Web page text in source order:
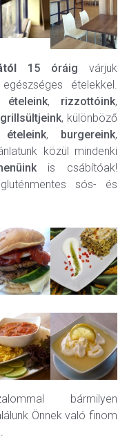
15 óráig várjuk
ételekkel.
ételeink, rizzottóink,
grillsültjeink, különböző
, burgereink,
közül mindenki
is csábítóak!
sós- és
bármilyen
Önnek való finom